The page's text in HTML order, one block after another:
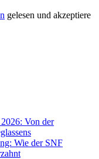
gelesen und akzeptiere
Von der
Wie der SNF